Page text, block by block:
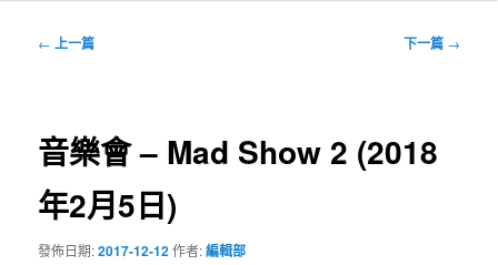
文
← 上一篇 下一篇 →
音樂會 – Mad Show 2 (2018
年2月5日)
發佈日期:2017-12-12作者:編輯部